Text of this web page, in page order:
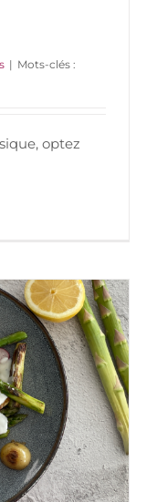
| Mots-clés :
optez